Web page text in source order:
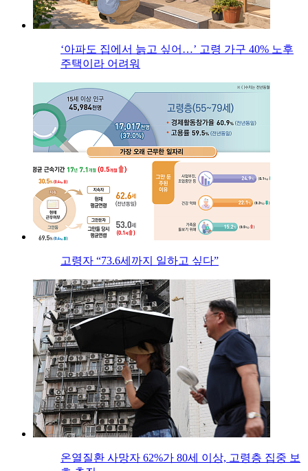
‘아파도 집에서 늙고 싶어…’ 고령 가구 40% 노후
주택이라 어려워
고령자 “73.6세까지 일하고 싶다”
온열질환 사망자 62%가 80세 이상, 고령층 집중 보